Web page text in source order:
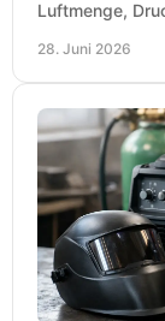
Luftmenge,
28. Juni 2026